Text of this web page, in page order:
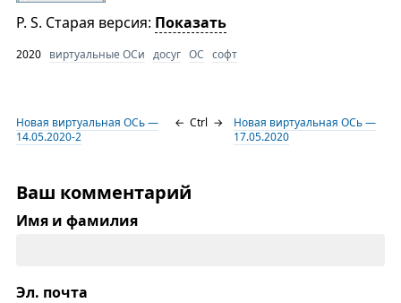
P. S. Старая версия: Показать
2020 виртуальные ОСи досуг ОС софт
Новая виртуальная ОСь —
14.05.2020-2
← Ctrl →
Новая виртуальная ОСь —
17.05.2020
Ваш комментарий
Имя и фамилия
Эл. почта